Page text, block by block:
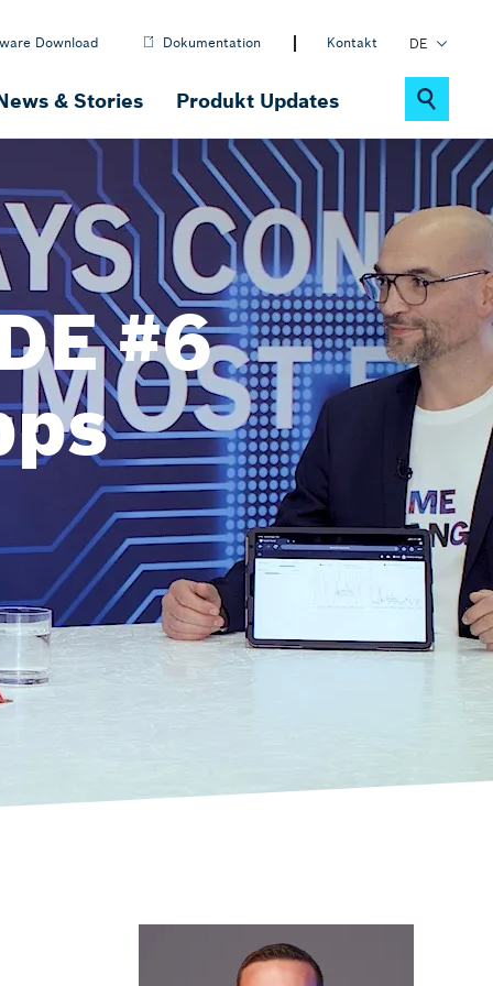
Download Dokumentation
Kontakt
EN
DE
PL
ctrlX MOTION
Motion-, Robotik- & CNC-Software
ctrlX IOT
IOT-Lösungen
ctrlX DRIVE
Antriebssystem
ctrlX IPC
Industrie-PC
Nachhaltigkeit
& Stories Produkt Updates
#6